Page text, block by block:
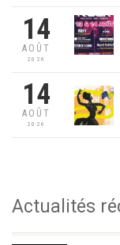
14
AOÛT
2026
14
AOÛT
2026
Actualités